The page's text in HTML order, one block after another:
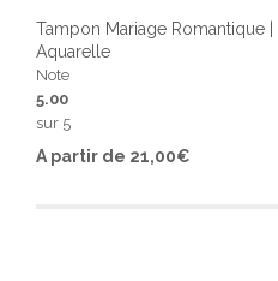
Tampon Mariage Romantique
Aquarelle
Note
5.00
sur 5
A partir de 21,00€